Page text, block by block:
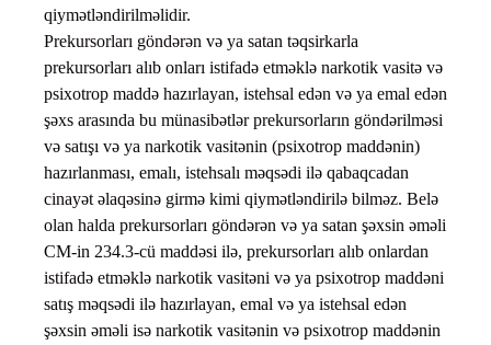
qiymətləndirilməlidir.
Prekursorları göndərən və ya satan təqsirkarla
prekursorları alıb onları istifadə etməklə narkotik vasitə və
psixotrop maddə hazırlayan, istehsal edən və ya emal edən
şəxs arasında bu münasibətlər prekursorların göndərilməsi
və satışı və ya narkotik vasitənin (psixotrop maddənin)
hazırlanması, emalı, istehsalı məqsədi ilə qabaqcadan
cinayət əlaqəsinə girmə kimi qiymətləndirilə bilməz. Belə
olan halda prekursorları göndərən və ya satan şəxsin əməli
CM-in 234.3-cü maddəsi ilə, prekursorları alıb onlardan
istifadə etməklə narkotik vasitəni və ya psixotrop maddəni
satış məqsədi ilə hazırlayan, emal və ya istehsal edən
şəxsin əməli isə narkotik vasitənin və psixotrop maddənin